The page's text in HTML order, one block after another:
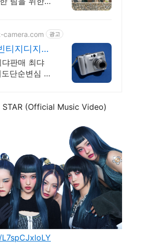
기는 프라이
온실바베큐
광고
티지디지털
디카 디지
판매 최댜
단순변심 환
원
STAR (Official Music Video)